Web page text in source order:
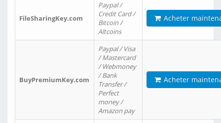
FileSharingKey.com
Paypal /
Credit Card /
Bitcoin /
Altcoins
Acheter
BuyPremiumKey.com
Paypal / Visa
/ Mastercard
/ Webmoney
/ Bank
Transfer /
Perfect
money /
Amazon pay
Acheter